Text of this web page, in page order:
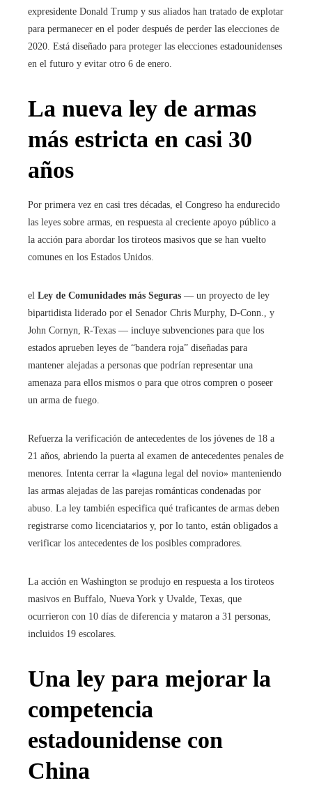
expresidente Donald Trump y sus aliados han tratado de explotar
para permanecer en el poder después de perder las elecciones de
2020. Está diseñado para proteger las elecciones estadounidenses
en el futuro y evitar otro 6 de enero.
La nueva ley de armas
más estricta en casi 30
años
Por primera vez en casi tres décadas, el Congreso ha endurecido
las leyes sobre armas, en respuesta al creciente apoyo público a
la acción para abordar los tiroteos masivos que se han vuelto
comunes en los Estados Unidos.
el Ley de Comunidades más Seguras — un proyecto de ley
bipartidista liderado por el Senador Chris Murphy, D-Conn., y
John Cornyn, R-Texas — incluye subvenciones para que los
estados aprueben leyes de “bandera roja” diseñadas para
mantener alejadas a personas que podrían representar una
amenaza para ellos mismos o para que otros compren o poseer
un arma de fuego.
Refuerza la verificación de antecedentes de los jóvenes de 18 a
21 años, abriendo la puerta al examen de antecedentes penales de
menores. Intenta cerrar la «laguna legal del novio» manteniendo
las armas alejadas de las parejas románticas condenadas por
abuso. La ley también especifica qué traficantes de armas deben
registrarse como licenciatarios y, por lo tanto, están obligados a
verificar los antecedentes de los posibles compradores.
La acción en Washington se produjo en respuesta a los tiroteos
masivos en Buffalo, Nueva York y Uvalde, Texas, que
ocurrieron con 10 días de diferencia y mataron a 31 personas,
incluidos 19 escolares.
Una ley para mejorar la
competencia
estadounidense con
China